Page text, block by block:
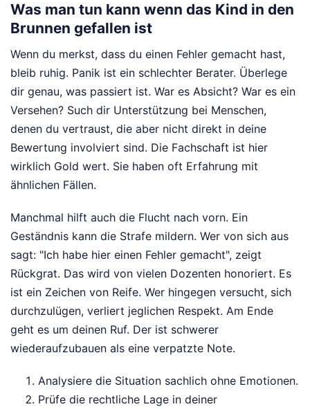
Was man tun kann wenn das Kind in den
Brunnen gefallen ist
Wenn du merkst, dass du einen Fehler gemacht hast,
bleib ruhig. Panik ist ein schlechter Berater. Überlege
dir genau, was passiert ist. War es Absicht? War es ein
Versehen? Such dir Unterstützung bei Menschen,
denen du vertraust, die aber nicht direkt in deine
Bewertung involviert sind. Die Fachschaft ist hier
wirklich Gold wert. Sie haben oft Erfahrung mit
ähnlichen Fällen.
Manchmal hilft auch die Flucht nach vorn. Ein
Geständnis kann die Strafe mildern. Wer von sich aus
sagt: "Ich habe hier einen Fehler gemacht", zeigt
Rückgrat. Das wird von vielen Dozenten honoriert. Es
ist ein Zeichen von Reife. Wer hingegen versucht, sich
durchzulügen, verliert jeglichen Respekt. Am Ende
geht es um deinen Ruf. Der ist schwerer
wiederaufzubauen als eine verpatzte Note.
Analysiere die Situation sachlich ohne Emotionen.
Prüfe die rechtliche Lage in deiner